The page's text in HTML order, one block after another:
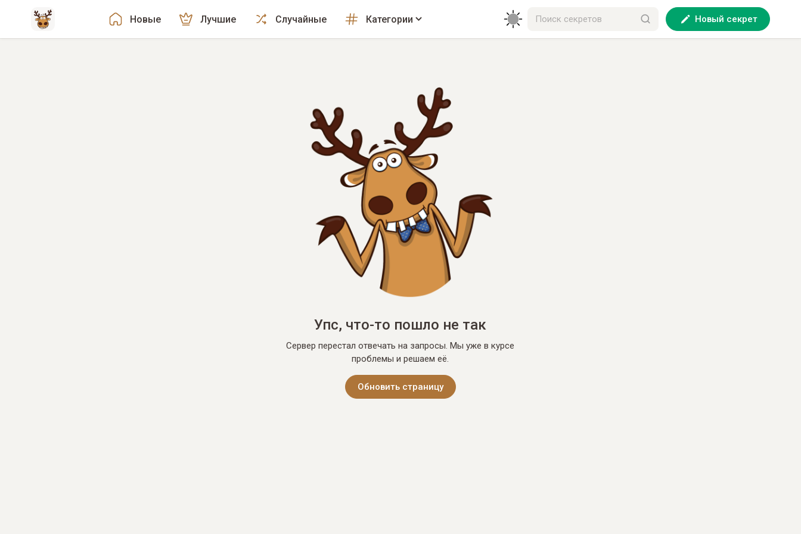
Новые Лучшие Случайные Категории Новый секрет
Упс, что-то пошло не так
Сервер перестал отвечать на запросы. Мы уже в курсе
проблемы и решаем её.
Обновить страницу